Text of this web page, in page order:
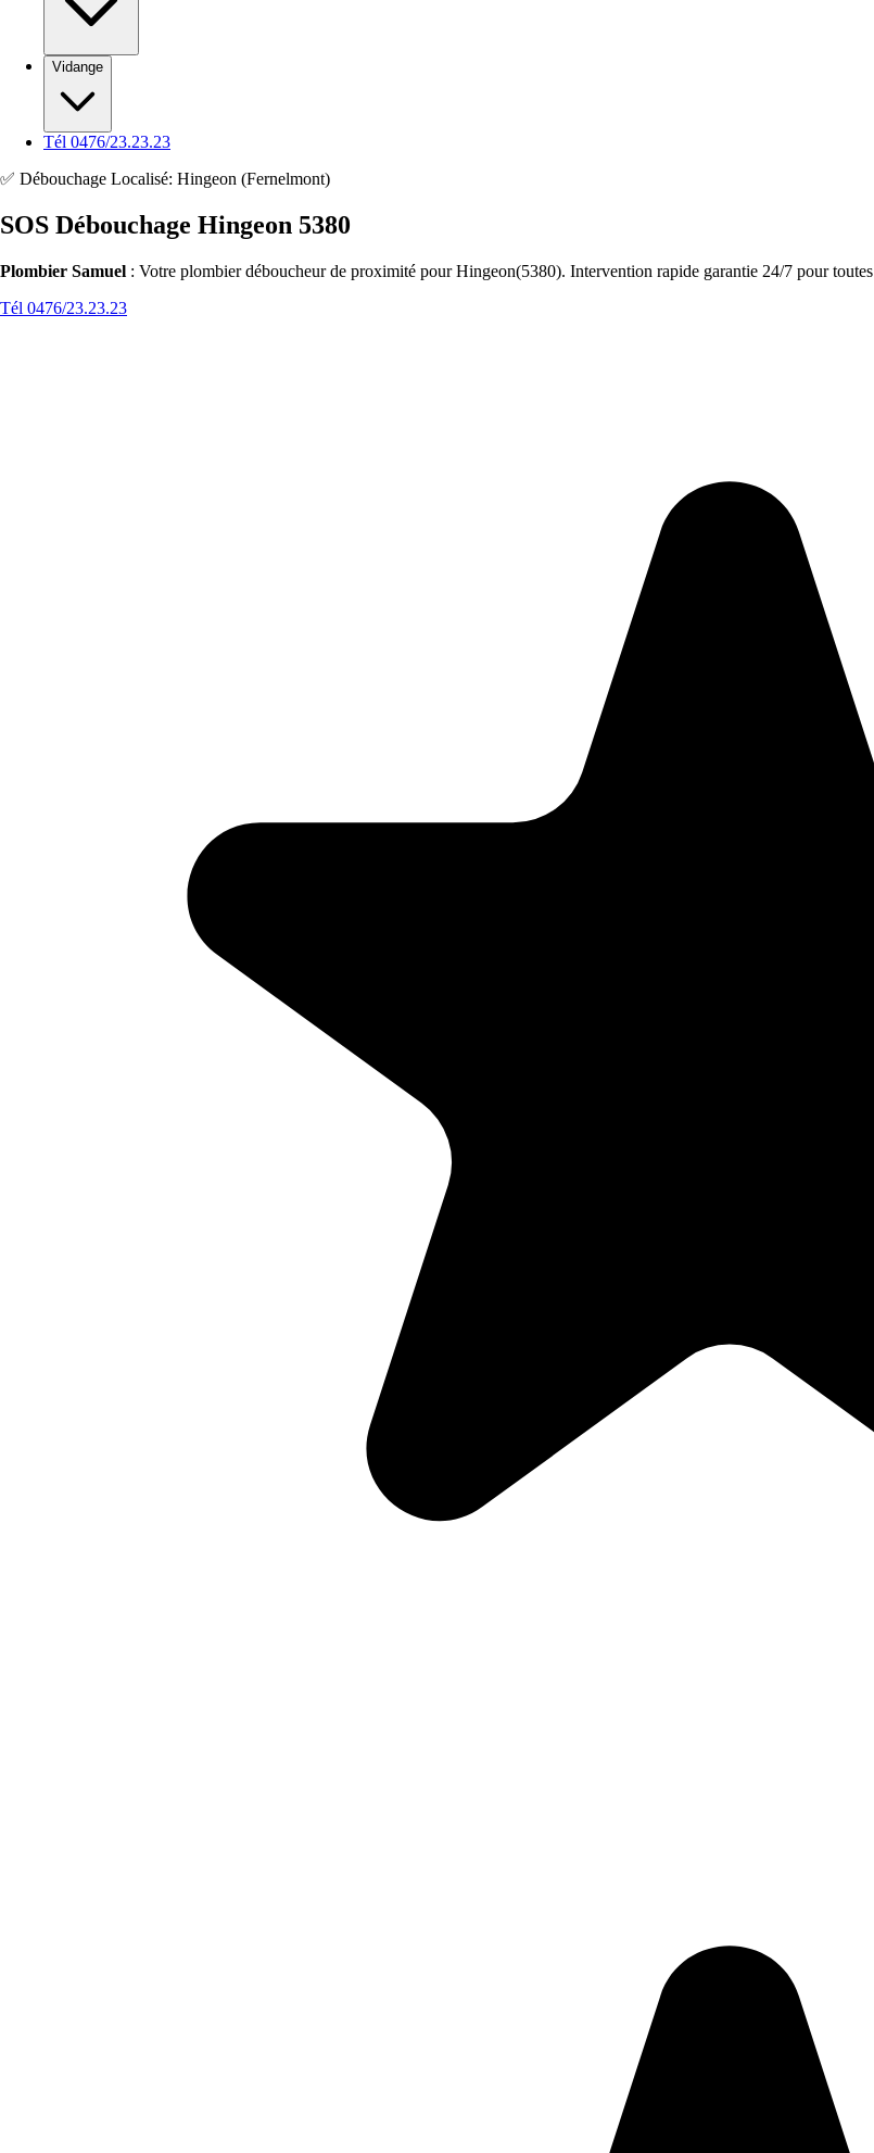
Vidange
Tél 0476/23.23.23
✅ Débouchage Localisé: Hingeon (Fernelmont)
SOS Débouchage Hingeon 5380
Plombier Samuel : Votre plombier déboucheur de proximité pour Hingeon(5380). Intervention rapide garantie 24/7 pour toutes
Tél 0476/23.23.23